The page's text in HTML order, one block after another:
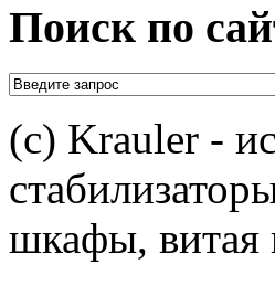
Поиск по
(c) Krauler -
шкафы, витая